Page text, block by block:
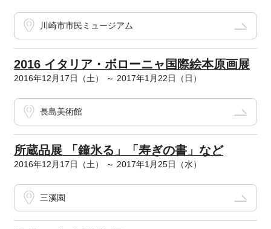
川崎市市民ミュージアム
2016 イタリア・ボローニャ国際絵本原画展
2016年12月17日（土） ～ 2017年1月22日（日）
長島美術館
所蔵品展 「鐘氷る」「寿ぎの書」など
2016年12月17日（土） ～ 2017年1月25日（水）
三溪園